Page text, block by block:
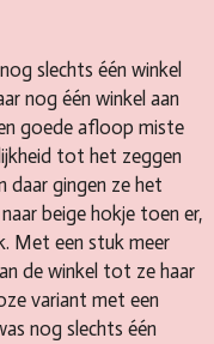
slechts één winkel
nog één winkel aan
goede afloop miste
tot het zeggen
daar gingen ze het
beige hokje toen er,
Met een stuk meer
de winkel tot ze haar
variant met een
nog slechts één